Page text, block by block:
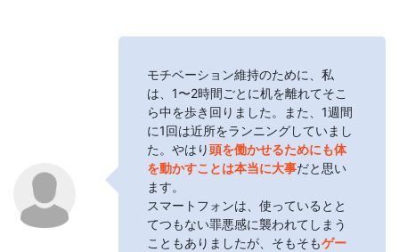
モチベーション維持のために、私
は、1〜2時間ごとに机を離れてそこ
ら中を歩き回りました。また、1週間
に1回は近所をランニングしていまし
た。やはり頭を働かせるためにも体
を動かすことは本当に大事だと思い
ます。
スマートフォンは、使っているとと
てつもない罪悪感に襲われてしまう
こともありましたが、そもそもゲー